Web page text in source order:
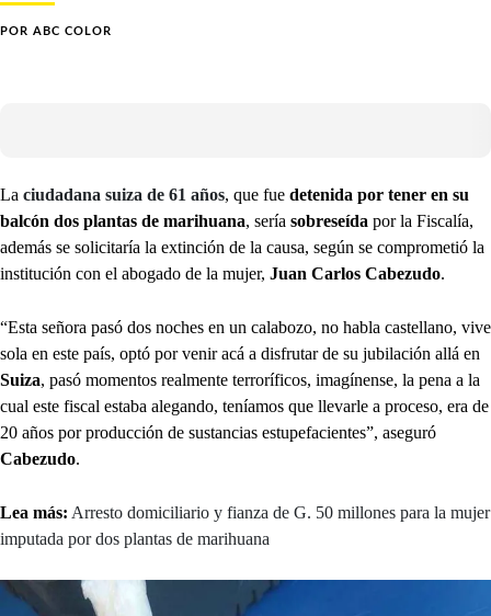
POR ABC COLOR
La ciudadana suiza de 61 años, que fue detenida por tener en su
balcón dos plantas de marihuana, sería sobreseída por la Fiscalía,
además se solicitaría la extinción de la causa, según se comprometió la
institución con el abogado de la mujer, Juan Carlos Cabezudo.
“Esta señora pasó dos noches en un calabozo, no habla castellano, vive
sola en este país, optó por venir acá a disfrutar de su jubilación allá en
Suiza, pasó momentos realmente terroríficos, imagínense, la pena a la
cual este fiscal estaba alegando, teníamos que llevarle a proceso, era de
20 años por producción de sustancias estupefacientes”, aseguró
Cabezudo.
Lea más: Arresto domiciliario y fianza de G. 50 millones para la mujer
imputada por dos plantas de marihuana